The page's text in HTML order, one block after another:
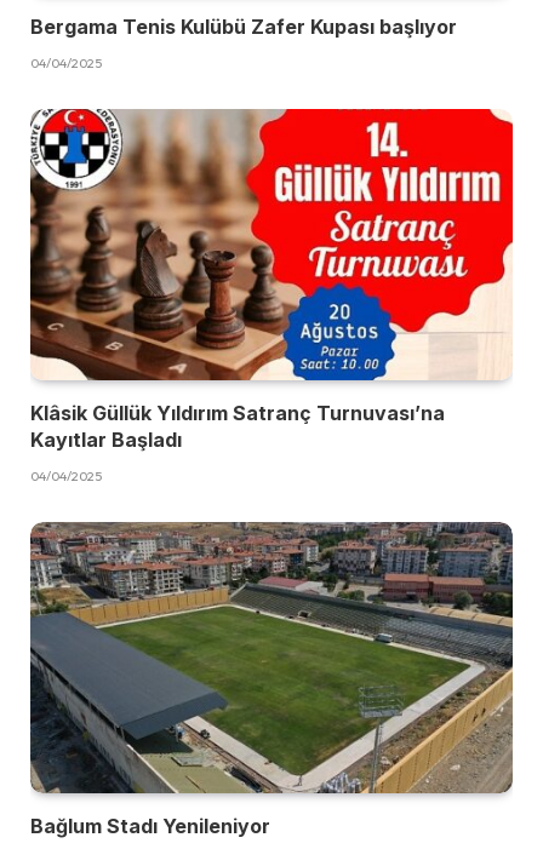
Bergama Tenis Kulübü Zafer Kupası başlıyor
04/04/2025
Klâsik Güllük Yıldırım Satranç Turnuvası’na
Kayıtlar Başladı
04/04/2025
Bağlum Stadı Yenileniyor